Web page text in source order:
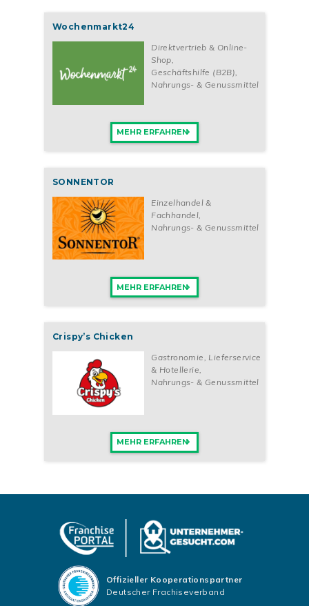
Wochenmarkt24
Direktvertrieb & Online-
Shop,
Geschäftshilfe (B2B),
Nahrungs- & Genussmittel
MEHR ERFAHREN
SONNENTOR
Einzelhandel &
Fachhandel
Nahrungs- & Genussmittel
MEHR ERFAHREN
Crispy’s Chicken
Gastronomie, Lieferservice
& Hotellerie,
Nahrungs- & Genussmittel
MEHR ERFAHREN
Offizieller Kooperationspartner
Deutscher Frachiseverband